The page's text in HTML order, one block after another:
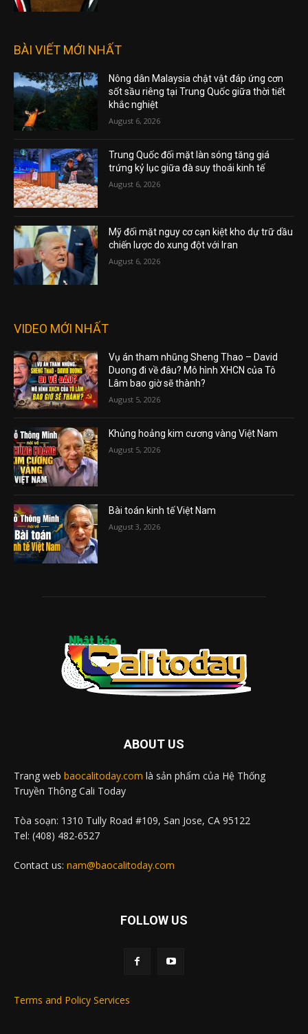
BÀI VIẾT MỚI NHẤT
Nông dân Malaysia chật vật đáp ứng cơn
sốt sầu riêng tại Trung Quốc giữa thời tiết
khắc nghiệt
August 6, 2026
Trung Quốc đối mặt làn sóng tăng giá
trứng kỷ lục giữa đà suy thoái kinh tế
August 6, 2026
Mỹ đối mặt nguy cơ cạn kiệt kho dự trữ dầu
chiến lược do xung đột với Iran
August 6, 2026
VIDEO MỚI NHẤT
Vụ án tham nhũng Sheng Thao – David
Duong đi về đâu? Mô hình XHCN của Tô
Lâm bao giờ sẽ thành?
August 5, 2026
Khủng hoảng kim cương vàng Việt Nam
August 5, 2026
Bài toán kinh tế Việt Nam
August 3, 2026
ABOUT US
Trang web baocalitoday.com là sản phẩm của Hệ Thống
Truyền Thông Cali Today
Tòa soạn: 1310 Tully Road #109, San Jose, CA 95122
Tel: (408) 482-6527
Contact us: nam@baocalitoday.com
FOLLOW US
Terms and Policy Services